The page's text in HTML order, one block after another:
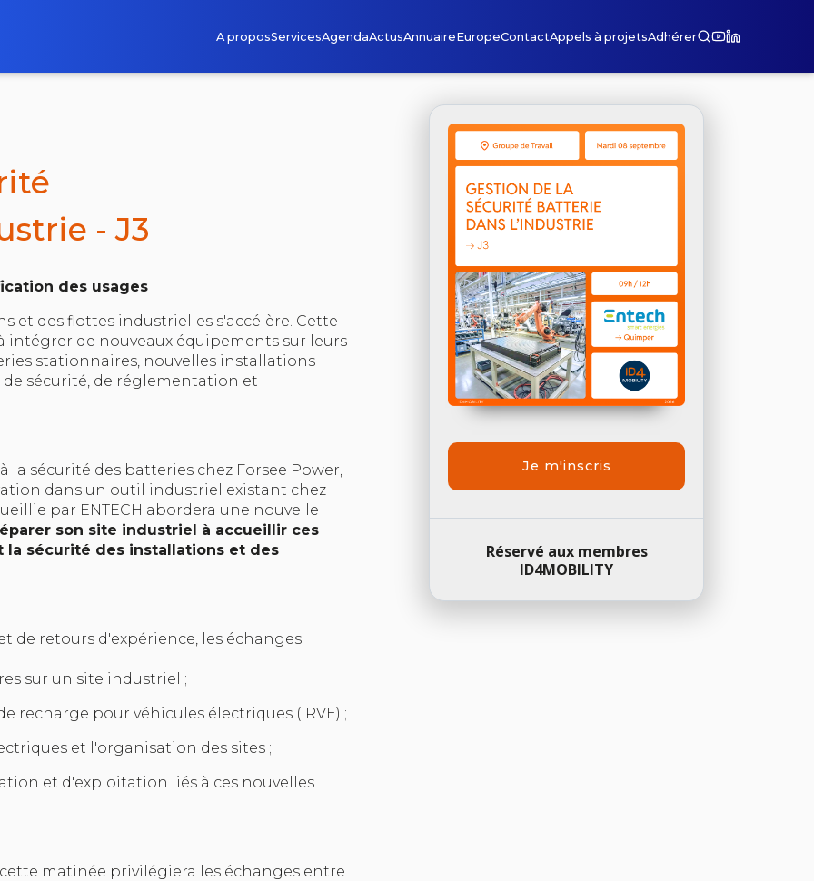
A proposServicesAgendaActusAnnuaireEuropeContactAppels à projetsAdhérer
- J3
des usages
et des flottes industrielles s'accélère. Cette
de nouveaux équipements sur leurs
stationnaires, nouvelles installations
de sécurité, de réglementation et
la sécurité des batteries chez Forsee Power,
dans un outil industriel existant chez
par ENTECH abordera une nouvelle
son site industriel à accueillir ces
la sécurité des installations et des
de retours d'expérience, les échanges
sur un site industriel ;
recharge pour véhicules électriques (IRVE) ;
et l'organisation des sites ;
et d'exploitation liés à ces nouvelles
matinée privilégiera les échanges entre
Je m'inscris
Réservé aux membres
ID4MOBILITY